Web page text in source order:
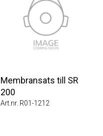
Membransats till SR
200
Art.nr. R01-1212